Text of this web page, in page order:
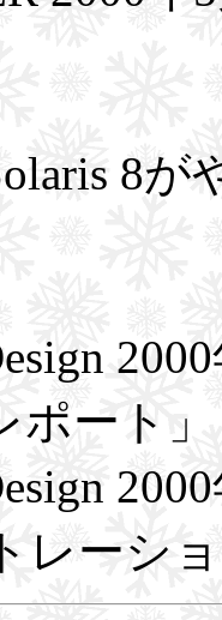
8
ート」
レーシ